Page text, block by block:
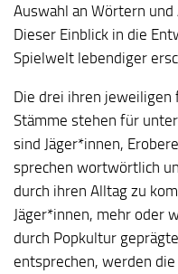
Auswahl an Wörtern
Dieser Einblick in die
Spielwelt lebendiger
Die drei ihren jeweiligen
Stämme stehen für
sind Jäger*innen,
sprechen wortwörtlich
durch ihren Alltag zu
Jäger*innen, mehr oder
durch Popkultur
entsprechen, werden